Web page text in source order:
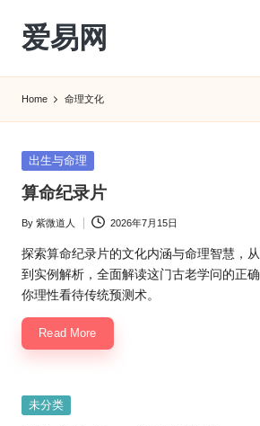
Skip
content
爱易网
转
农
历
历
查
询
_2ebc.com
Home 命理文化
Posted
出生与命理
算命纪录片
Posted
by
By 紫微道人 2026年7月15日
探索算命纪录片的文化内涵与命理智慧，
到实例解析，全面解读这门古老学问的正
你理性看待传统预测术。
Read More
Posted
未分类